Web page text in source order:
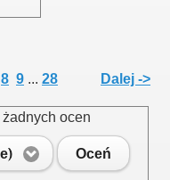
8 9 ... 28 Dalej ->
ocen
Oceń